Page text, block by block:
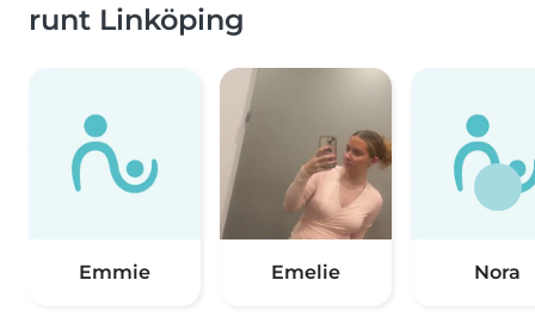
runt Linköping
Emmie Emelie Nora